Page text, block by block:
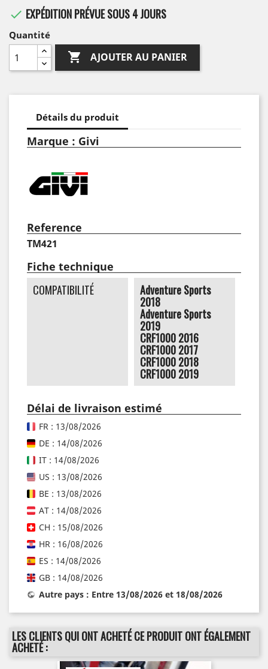
 EXPÉDITION PRÉVUE SOUS 4 JOURS
Quantité
 AJOUTER AU PANIER
Détails du produit
Marque : Givi
Reference
TM421
Fiche technique
COMPATIBILITÉ Adventure Sports
2018
Adventure Sports
2019
CRF1000 2016
CRF1000 2017
CRF1000 2018
CRF1000 2019
Délai de livraison estimé
FR : 13/08/2026
DE : 14/08/2026
IT : 14/08/2026
US : 13/08/2026
BE : 13/08/2026
AT : 14/08/2026
CH : 15/08/2026
HR : 16/08/2026
ES : 14/08/2026
GB : 14/08/2026
Autre pays : Entre 13/08/2026 et 18/08/2026
LES CLIENTS QUI ONT ACHETÉ CE PRODUIT ONT ÉGALEMENT
ACHETÉ :